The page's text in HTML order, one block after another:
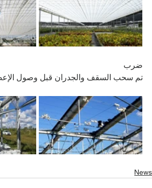
ضرب
تم سحب السقف والجدران قبل وصول
News